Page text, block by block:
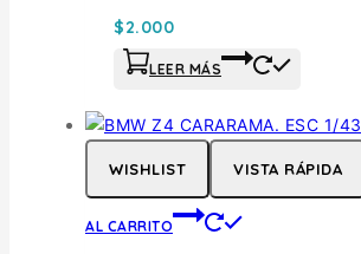
$2.000
LEER MÁS
WISHLIST VISTA RÁPIDA
AL CARRITO